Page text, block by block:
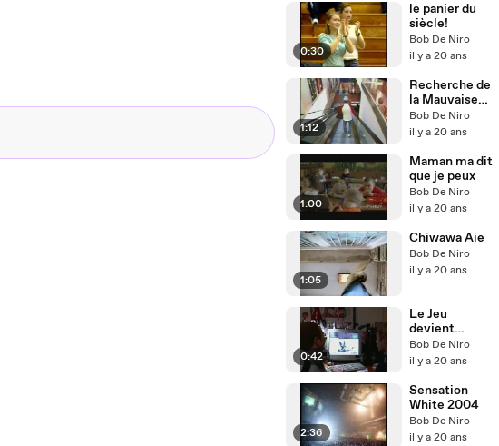
0:30
le panier du
siècle!
Bob De Niro
il y a 20 ans
1:12
Recherche de
la Mauvaise
Star
Bob De Niro
il y a 20 ans
1:00
Maman ma dit
que je peux
Bob De Niro
il y a 20 ans
1:05
Chiwawa Aie
Bob De Niro
il y a 20 ans
0:42
Le Jeu
devient
Réalité
Bob De Niro
il y a 20 ans
2:36
Sensation
White 2004
Bob De Niro
il y a 20 ans